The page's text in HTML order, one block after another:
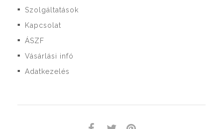
■ Szolgáltatások
■ Kapcsolat
■ ÁSZF
■ Vásárlási infó
■ Adatkezelés